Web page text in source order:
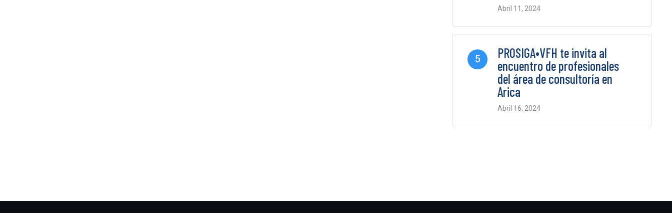
Abril 11, 2024
5
PROSIGA•VFH te invita al
encuentro de profesionales
del área de consultoría en
Arica
Abril 16, 2024